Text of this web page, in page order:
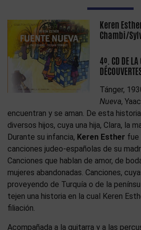
Keren
Chambi/
4º. CD DE LA
Tánger,
Nueva,
encuentran y se aman. De esta
diversos hijos, cuya una hija, Clara, la
Durante su infancia, Keren Esther fue
canciones judeo-españolas de su
Canciones que hablan de amor, de
mujeres abandonadas. Canciones,
proveyendo de Turquía o de la
tejen una historia en la cual Keren
filiación.
Acompañada a la guitarra y a las